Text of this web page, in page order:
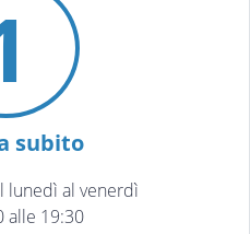
subito
lunedì al venerdì
alle 19:30